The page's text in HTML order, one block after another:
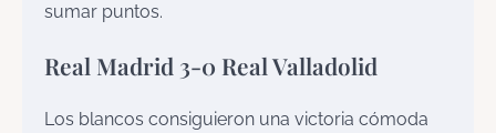
sumar puntos.
Real Madrid 3-0 Real Valladolid
Los blancos consiguieron una victoria cómoda